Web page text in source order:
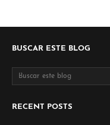
BUSCAR ESTE BLOG
RECENT POSTS